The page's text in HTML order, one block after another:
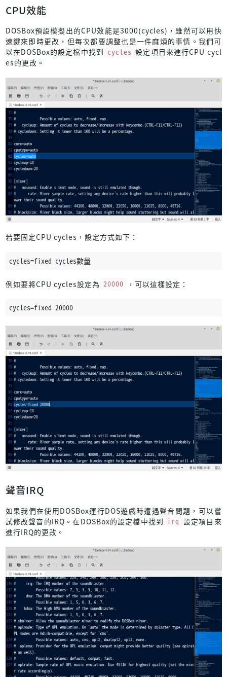
CPU效能
DOSBox預設模擬出的CPU效能是3000(cycles)，雖然可以用快
速鍵來即時更改，但每次都要調整也是一件麻煩的事情。我們可
以在DOSBox的設定檔中找到 cycles 設定項目來進行CPU cycl
es的更改。
若要固定CPU cycles，設定方式如下：
cycles=fixed cycles數量
例如要將CPU cycles設定為 20000 ，可以這樣設定：
cycles=fixed 20000
聲音IRQ
如果我們在使用DOSBox運行DOS遊戲時遭遇聲音問題，可以嘗
試修改聲音的IRQ。在DOSBox的設定檔中找到 irq 設定項目來
進行IRQ的更改。